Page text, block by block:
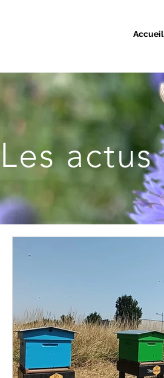
Accueil
Les actus